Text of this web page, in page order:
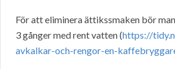
För att eliminera ättikssmaken bör
3 gånger med rent vatten (https://
avkalkar-och-rengor-en-